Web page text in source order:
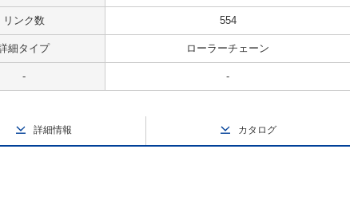
リンク数 554
細タイプ ローラーチェーン
- -
詳細情報 カタログ